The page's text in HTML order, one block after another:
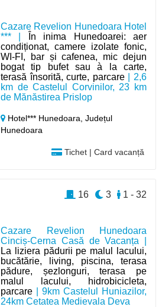
Cazare Revelion Hunedoara Hotel
*** |
În inima Hunedoarei: aer
condiționat, camere izolate fonic,
WI-FI, bar și cafenea, mic dejun
bogat tip bufet sau à la carte,
terasă însorită, curte, parcare| 2,6
km de Castelul Corvinilor, 23 km
de Mănăstirea Prislop
Hotel*** Hunedoara,Județul
Hunedoara
Tichet | Card vacanță
Cazare Revelion Hunedoara
Cinciș-Cerna Casă de Vacanța |
La liziera pădurii pe malul lacului,
bucătărie, living, piscina, terasa
pădure, șezlonguri, terasa pe
malul lacului, hidrobicicleta,
parcare | 9km Castelul Huniazilor,
24km Cetatea Medievala Deva
1 - 32
3
16